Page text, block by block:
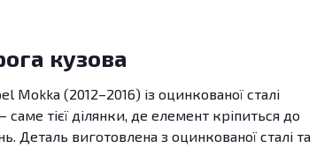
кузова
Mokka (2012–2016) із оцинкованої сталі
тієї ділянки, де елемент кріпиться до
Деталь виготовлена з оцинкованої сталі та